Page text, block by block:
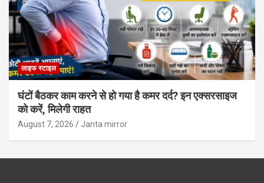
लाइफ स्टाइल
घंटों बैठकर काम करने से हो गया है कमर दर्द? इन एक्सरसाइज
को करें, मिलेगी राहत
August 7, 2026 Janta mirror